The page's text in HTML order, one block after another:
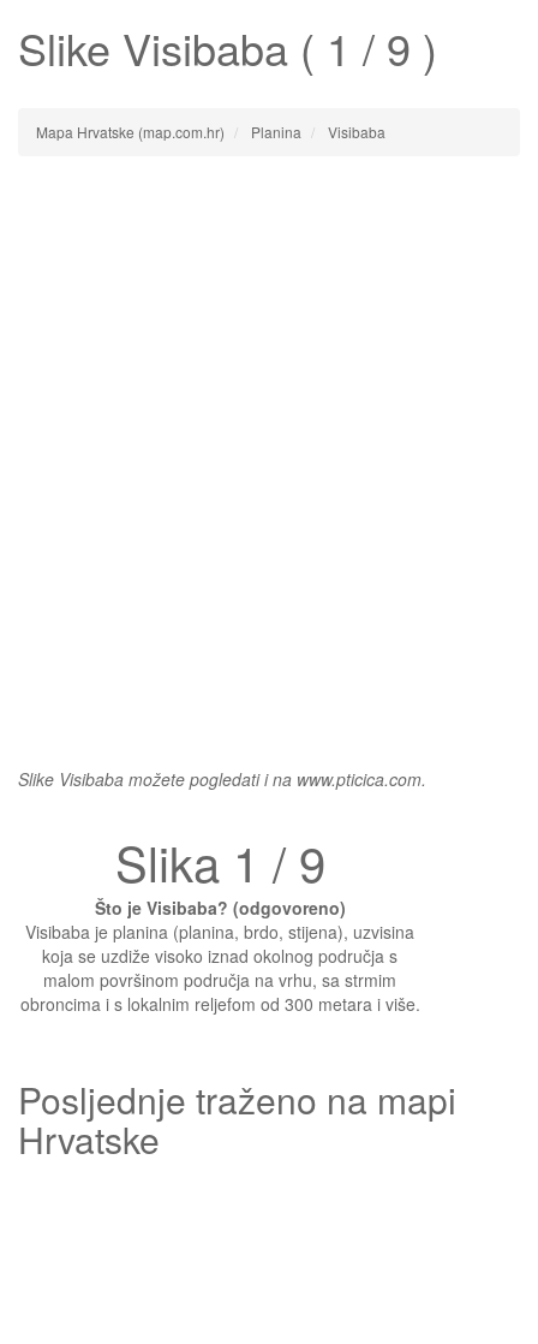
Slike Visibaba ( 1 / 9 )
Mapa Hrvatske (map.com.hr) Planina Visibaba
Slike Visibaba možete pogledati i na www.pticica.com.
Slika 1 / 9
Što je Visibaba? (odgovoreno)
Visibaba je planina (planina, brdo, stijena), uzvisina
koja se uzdiže visoko iznad okolnog područja s
malom površinom područja na vrhu, sa strmim
obroncima i s lokalnim reljefom od 300 metara i više.
Posljednje traženo na mapi
Hrvatske